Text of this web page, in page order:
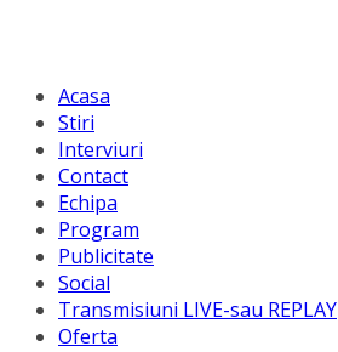
Acasa
Stiri
Interviuri
Contact
Echipa
Program
Publicitate
Social
Transmisiuni LIVE-sau REPLAY
Oferta